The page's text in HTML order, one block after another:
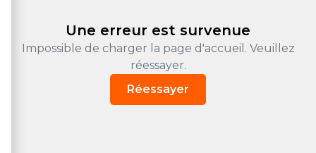
Une erreur est survenue
Impossible de charger la page d'accueil. Veuillez
réessayer.
Réessayer